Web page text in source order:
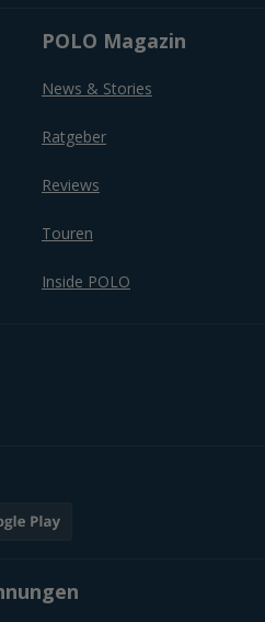
POLO Magazin
News & Stories
Ratgeber
Reviews
Touren
Inside POLO